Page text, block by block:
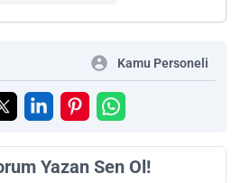
Kamu Personeli
Yazan Sen Ol!